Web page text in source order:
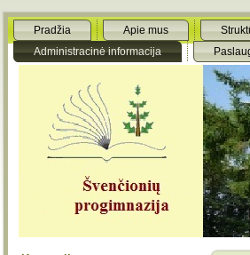
Pradžia Apie mus
Administracinė informacija